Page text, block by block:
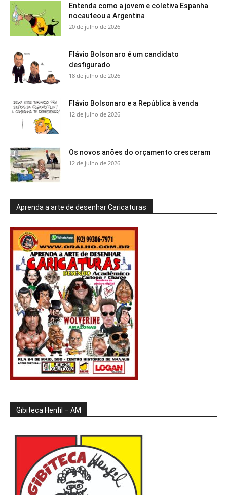
Entenda como a jovem e coletiva Espanha
nocauteou a Argentina
20 de julho de 2026
Flávio Bolsonaro é um candidato
desfigurado
18 de julho de 2026
Flávio Bolsonaro e a República à venda
12 de julho de 2026
Os novos anões do orçamento cresceram
12 de julho de 2026
Aprenda a arte de desenhar Caricaturas
Gibiteca Henfil – AM